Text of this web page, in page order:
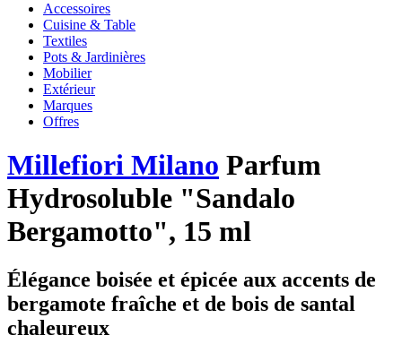
Accessoires
Cuisine & Table
Textiles
Pots & Jardinières
Mobilier
Extérieur
Marques
Offres
Millefiori Milano Parfum
Hydrosoluble "Sandalo
Bergamotto", 15 ml
Élégance boisée et épicée aux accents de
bergamote fraîche et de bois de santal
chaleureux